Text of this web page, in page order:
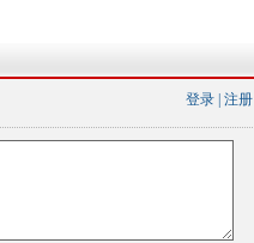
登录 注册